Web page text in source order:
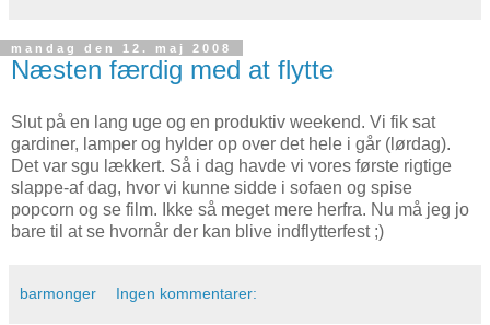
mandag den 12. maj 2008
Næsten færdig med at flytte
Slut på en lang uge og en produktiv weekend. Vi fik sat
gardiner, lamper og hylder op over det hele i går (lørdag).
Det var sgu lækkert. Så i dag havde vi vores første rigtige
slappe-af dag, hvor vi kunne sidde i sofaen og spise
popcorn og se film. Ikke så meget mere herfra. Nu må jeg jo
bare til at se hvornår der kan blive indflytterfest ;)
barmonger Ingen kommentarer: